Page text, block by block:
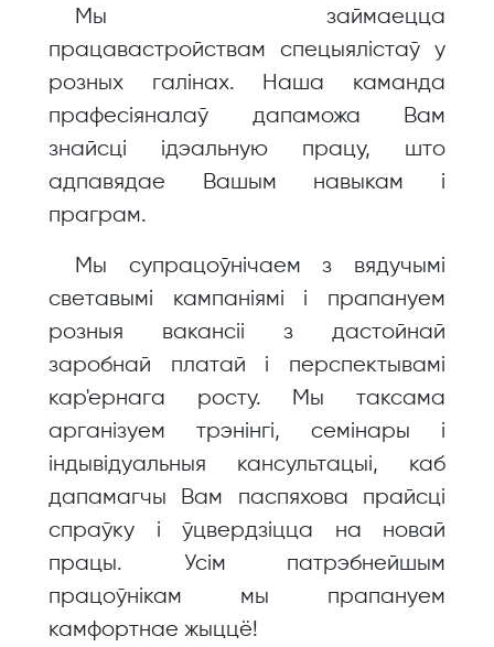
Мы займаецца
працавастройствам спецыялістаў у
розных галінах. Наша каманда
прафесіяналаў дапаможа Вам
знайсці ідэальную працу, што
адпавядае Вашым навыкам і
праграм.
Мы супрацоўнічаем з вядучымі
светавымі кампаніямі і прапануем
розныя вакансіі з дастойнай
заробнай платай і перспектывамі
кар'ернага росту. Мы таксама
арганізуем трэнінгі, семінары і
індывідуальныя кансультацыі, каб
дапамагчы Вам паспяхова прайсці
спраўку і ўцвердзіцца на новай
працы. Усім патрэбнейшым
працоўнікам мы прапануем
камфортнае жыццё!